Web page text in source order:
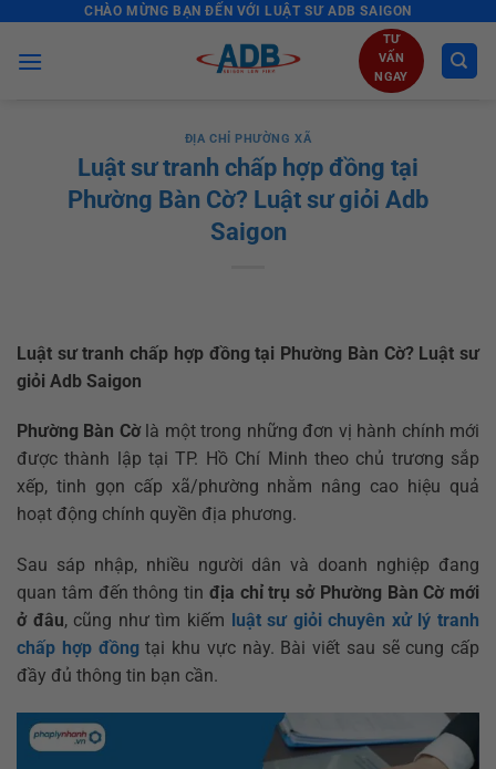
content
CHÀO MỪNG BẠN ĐẾN VỚI LUẬT SƯ ADB SAIGON
TƯ
VẤN
NGAY
ĐỊA CHỈ PHƯỜNG XÃ
Luật sư tranh chấp hợp đồng tại
Phường Bàn Cờ? Luật sư giỏi Adb
Saigon
Luật sư tranh chấp hợp đồng tại Phường Bàn Cờ? Luật sư
giỏi Adb Saigon
Phường Bàn Cờlà một trong những đơn vị hành chính mới
được thành lập tại TP. Hồ Chí Minh theo chủ trương sắp
xếp, tinh gọn cấp xã/phường nhằm nâng cao hiệu quả
hoạt động chính quyền địa phương.
Sau sáp nhập, nhiều người dân và doanh nghiệp đang
quan tâm đến thông tin địa chỉ trụ sở Phường Bàn Cờ mới
ở đâu, cũng như tìm kiếm
luật sư giỏi chuyên xử lý tranh
chấp hợp đồngtại khu vực này. Bài viết sau sẽ cung cấp
đầy đủ thông tin bạn cần.